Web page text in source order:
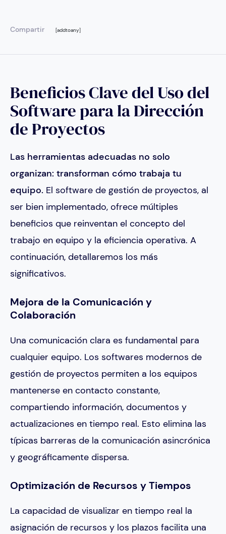
Compartir [addtoany]
Beneficios Clave del Uso del
Software para la Dirección
de Proyectos
Las herramientas adecuadas no solo
organizan: transforman cómo trabaja tu
equipo. El software de gestión de proyectos, al
ser bien implementado, ofrece múltiples
beneficios que reinventan el concepto del
trabajo en equipo y la eficiencia operativa. A
continuación, detallaremos los más
significativos.
Mejora de la Comunicación y
Colaboración
Una comunicación clara es fundamental para
cualquier equipo. Los softwares modernos de
gestión de proyectos permiten a los equipos
mantenerse en contacto constante,
compartiendo información, documentos y
actualizaciones en tiempo real. Esto elimina las
típicas barreras de la comunicación asincrónica
y geográficamente dispersa.
Optimización de Recursos y Tiempos
La capacidad de visualizar en tiempo real la
asignación de recursos y los plazos facilita una